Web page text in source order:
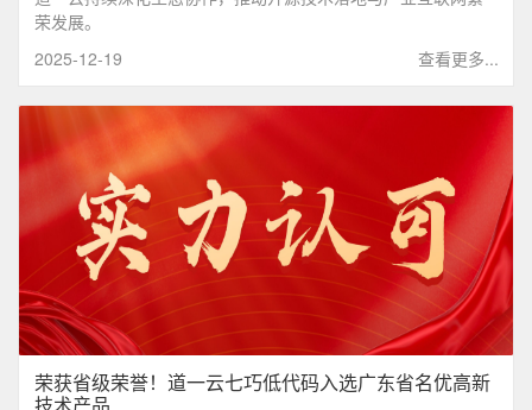
荣发展。
查看更多...
2025-12-19
荣获省级荣誉！道一云七巧低代码入选广东省名优高新
技术产品